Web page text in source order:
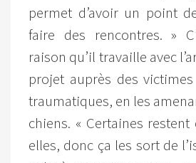
permet d’avoir un point
faire des rencontres. »
raison qu’il travaille avec
projet auprès des
traumatiques, en les
chiens. « Certaines
elles, donc ça les sort de